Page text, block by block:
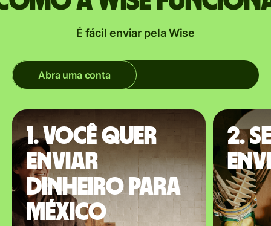
É fácil enviar pela Wise
Abra uma conta
1. Você quer
enviar
dinheiro para
México
2.